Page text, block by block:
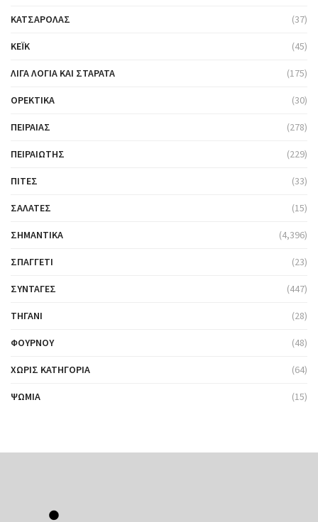
ΚΑΤΣΑΡΌΛΑΣ (37)
ΚΈΙΚ (45)
ΛΊΓΑ ΛΌΓΙΑ ΚΑΙ ΣΤΑΡΆΤΑ (175)
ΟΡΕΚΤΙΚΆ (30)
ΠΕΙΡΑΙΆΣ (278)
ΠΕΙΡΑΙΏΤΗΣ (229)
ΠΊΤΕΣ (33)
ΣΑΛΆΤΕΣ (15)
ΣΗΜΑΝΤΙΚΆ (4,396)
ΣΠΑΓΓΈΤΙ (23)
ΣΥΝΤΑΓΈΣ (447)
ΤΗΓΆΝΙ (28)
ΦΟΎΡΝΟΥ (48)
ΧΩΡΊΣ ΚΑΤΗΓΟΡΊΑ (64)
ΨΩΜΙΆ (15)